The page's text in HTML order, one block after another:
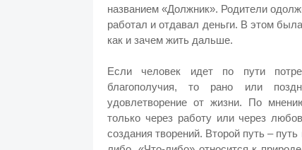
названием «Должник». Родители
работал и отдавал деньги. В этом
как и зачем жить дальше.
Если человек идет по пути
благополучия, то рано или
удовлетворение от жизни. По
только через работу или через
создания творений. Второй путь –